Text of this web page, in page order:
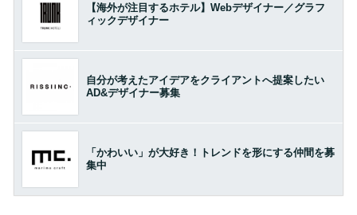
【海外が注目するホテル】Webデザイナー／グラフ
ィックデザイナー
自分が考えたアイデアをクライアントへ提案したい
AD&デザイナー募集
「かわいい」が大好き！トレンドを形にする仲間を募
集中